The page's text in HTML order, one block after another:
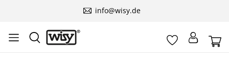
info@wisy.de